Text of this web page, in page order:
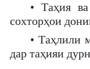
• Таҳия
сохторҳои
• Таҳлили
дар таҳияи